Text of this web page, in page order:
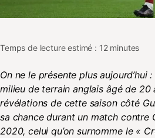
Temps de lecture estimé : 12 minutes
On ne le présente plus aujourd’hui
milieu de terrain anglais âgé de 20
révélations de cette saison côté
sa chance durant un match contre
2020, celui qu’on surnomme le «